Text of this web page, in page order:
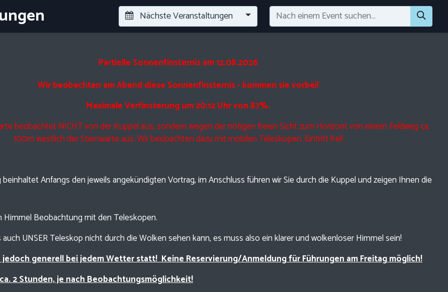
Nächste Veranstaltungen
Partielle Sonnenfinsternis am 12.08.2026
Wir beobachten am Abend diese Sonnenfinsternis - kommen sie vorbei!
Maximale Verfinsterung um 20:12 Uhr von 87%.
beobachtet NICHT von der Kuppel aus, sondern wegen der nötigen freien Sicht zum Horizont von einem Feldweg ca.
100m westlich der Sternwarte aus. Wir beobachten dazu mit mobilen Teleskopen. Eintritt frei!
beinhaltet Anfangs den jeweils angekündigten Vortrag, im Anschluss führen wir Sie durch die Kuppel und zeigen Ihnen die
Himmel Beobachtung mit den Teleskopen.
UNSER Teleskop nicht durch die Wolken sehen kann, es muss also ein klarer und wolkenloser Himmel sein!
generell bei jedem Wetter statt! Keine Reservierung/Anmeldung für Führungen am Freitag möglich!
2 Stunden, je nach Beobachtungsmöglichkeit!